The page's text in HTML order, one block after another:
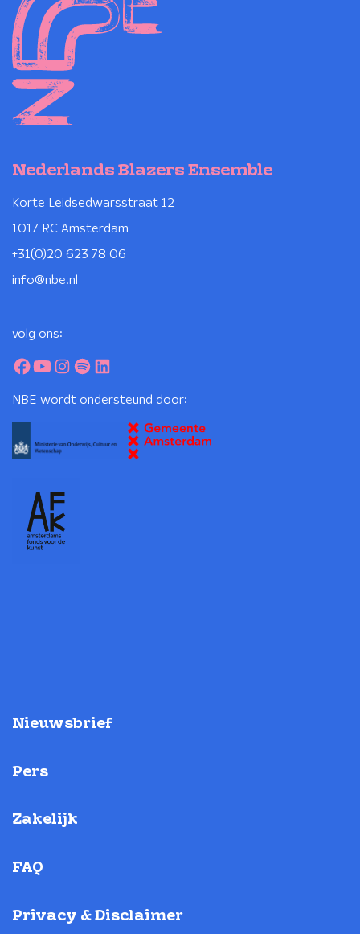
Nederlands Blazers Ensemble
Korte Leidsedwarsstraat 12
1017 RC Amsterdam
+31(0)20 623 78 06
info@nbe.nl
volg ons:
NBE wordt ondersteund door:
Nieuwsbrief
Pers
Zakelijk
FAQ
Privacy & Disclaimer